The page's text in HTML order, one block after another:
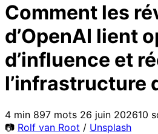
Comment les
d’OpenAI lient
d’influence et
l’infrastructure
4 min 897 mots 26 juin 202610
📷 Rolf van Root / Unsplash